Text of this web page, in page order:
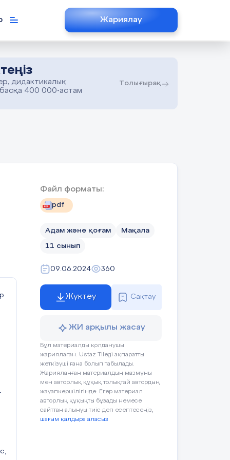
Жариялау
дидактикалық
400 000-астам
Толығырақ
Файл форматы:
pdf
Адам және қоғам Мақала
11 сынып
09.06.2024 360
Жүктеу Сақтау
ЖИ арқылы жасау
Бұл материалды қолданушы
жариялаған. Ustaz Tilegi ақпаратты
жеткізуші ғана болып табылады.
Жарияланған материалдың мазмұны
мен авторлық құқық толықтай автордың
жауапкершілігінде. Егер материал
авторлық құқықты бұзады немесе
сайттан алынуы тиіс деп есептесеңіз,
шағым қалдыра аласыз